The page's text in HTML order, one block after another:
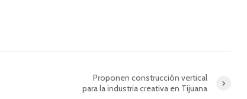
Proponen construcción vertical
para la industria creativa en Tijuana